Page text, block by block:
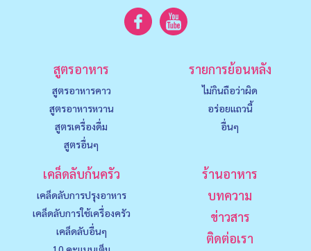
สูตรอาหาร
สูตรอาหารคาว
สูตรอาหารหวาน
สูตรเครื่องดื่ม
สูตรอื่นๆ
รายการย้อนหลัง
ไม่กินถือว่าผิด
อร่อยแถวนี้
อื่นๆ
เคล็ดลับก้นครัว
เคล็ดลับการปรุงอาหาร
เคล็ดลับการใช้เครื่องครัว
เคล็ดลับอื่นๆ
ร้านอาหาร
บทความ
ข่าวสาร
ติดต่อเรา